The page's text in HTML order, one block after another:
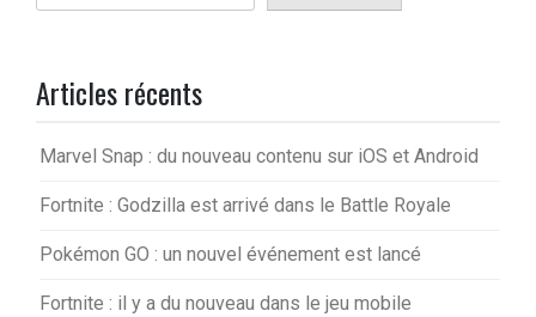
Articles récents
Marvel Snap : du nouveau contenu sur iOS et Android
Fortnite : Godzilla est arrivé dans le Battle Royale
Pokémon GO : un nouvel événement est lancé
Fortnite : il y a du nouveau dans le jeu mobile